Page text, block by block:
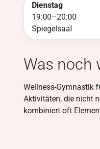
Dienstag
19:00–20:00
Spiegelsaal
Was noch
Wellness-Gymnastik
Aktivitäten, die nicht
kombiniert oft